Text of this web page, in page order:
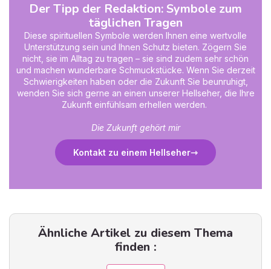
Der Tipp der Redaktion: Symbole zum
täglichen Tragen
Diese spirituellen Symbole werden Ihnen eine wertvolle
Unterstützung sein und Ihnen Schutz bieten. Zögern Sie
nicht, sie im Alltag zu tragen – sie sind zudem sehr schön
und machen wunderbare Schmuckstücke. Wenn Sie derzeit
Schwierigkeiten haben oder die Zukunft Sie beunruhigt,
wenden Sie sich gerne an einen unserer Hellseher, die Ihre
Zukunft einfühlsam erhellen werden.
Die Zukunft gehört mir
Kontakt zu einem Hellseher
Ähnliche Artikel zu diesem Thema
finden :